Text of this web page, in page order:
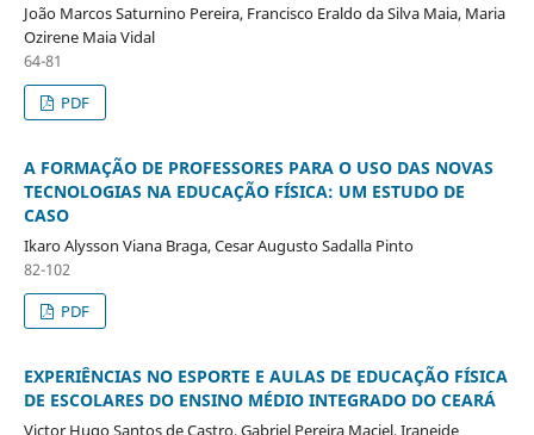
João Marcos Saturnino Pereira, Francisco Eraldo da Silva Maia, Maria
Ozirene Maia Vidal
64-81
PDF
A FORMAÇÃO DE PROFESSORES PARA O USO DAS NOVAS
TECNOLOGIAS NA EDUCAÇÃO FÍSICA: UM ESTUDO DE
CASO
Ikaro Alysson Viana Braga, Cesar Augusto Sadalla Pinto
82-102
PDF
EXPERIÊNCIAS NO ESPORTE E AULAS DE EDUCAÇÃO FÍSICA
DE ESCOLARES DO ENSINO MÉDIO INTEGRADO DO CEARÁ
Victor Hugo Santos de Castro, Gabriel Pereira Maciel, Iraneide